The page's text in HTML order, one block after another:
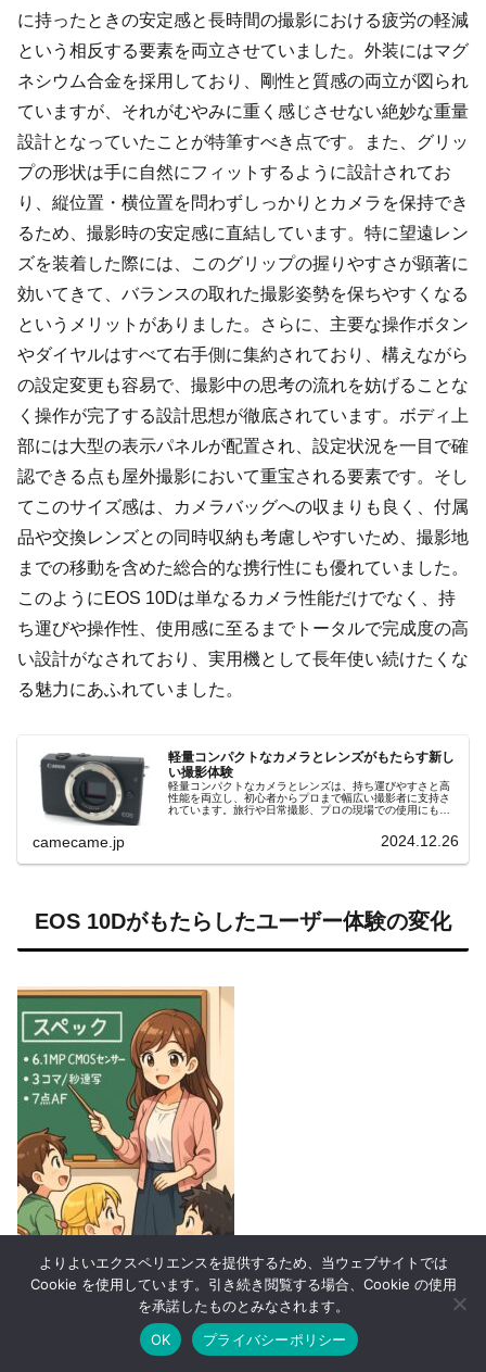
に持ったときの安定感と長時間の撮影における疲労の軽減
という相反する要素を両立させていました。外装にはマグ
ネシウム合金を採用しており、剛性と質感の両立が図られ
ていますが、それがむやみに重く感じさせない絶妙な重量
設計となっていたことが特筆すべき点です。また、グリッ
プの形状は手に自然にフィットするように設計されてお
り、縦位置・横位置を問わずしっかりとカメラを保持でき
るため、撮影時の安定感に直結しています。特に望遠レン
ズを装着した際には、このグリップの握りやすさが顕著に
効いてきて、バランスの取れた撮影姿勢を保ちやすくなる
というメリットがありました。さらに、主要な操作ボタン
やダイヤルはすべて右手側に集約されており、構えながら
の設定変更も容易で、撮影中の思考の流れを妨げることな
く操作が完了する設計思想が徹底されています。ボディ上
部には大型の表示パネルが配置され、設定状況を一目で確
認できる点も屋外撮影において重宝される要素です。そし
てこのサイズ感は、カメラバッグへの収まりも良く、付属
品や交換レンズとの同時収納も考慮しやすいため、撮影地
までの移動を含めた総合的な携行性にも優れていました。
このようにEOS 10Dは単なるカメラ性能だけでなく、持
ち運びや操作性、使用感に至るまでトータルで完成度の高
い設計がなされており、実用機として長年使い続けたくな
る魅力にあふれていました。
軽量コンパクトなカメラとレンズがもたらす新し
い撮影体験
軽量コンパクトなカメラとレンズは、持ち運びやすさと高
性能を両立し、初心者からプロまで幅広い撮影者に支持さ
れています。旅行や日常撮影、プロの現場での使用にも適
camecame.jp 2024.12.26
EOS 10Dがもたらしたユーザー体験の変化
銀塩時代からの移行を後押しした画質と操作感
シェア 目次へ トップ
よりよいエクスペリエンスを提供するため、当ウェブサイトでは
Cookie を使用しています。引き続き閲覧する場合、Cookie の使用
を承諾したものとみなされます。
OK
プライバシーポリシー